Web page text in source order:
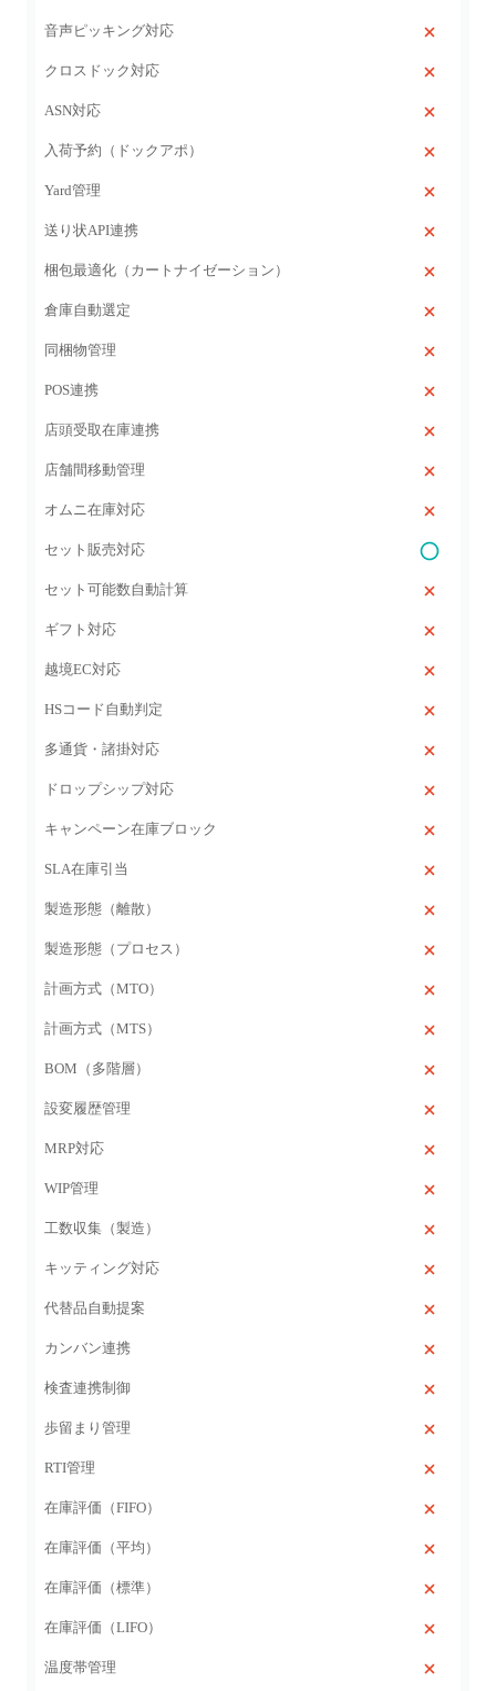
音声ピッキング対応
クロスドック対応
ASN対応
入荷予約（ドックアポ）
Yard管理
送り状API連携
梱包最適化（カートナイゼーション）
倉庫自動選定
同梱物管理
POS連携
店頭受取在庫連携
店舗間移動管理
オムニ在庫対応
セット販売対応
セット可能数自動計算
ギフト対応
越境EC対応
HSコード自動判定
多通貨・諸掛対応
ドロップシップ対応
キャンペーン在庫ブロック
SLA在庫引当
製造形態（離散）
製造形態（プロセス）
計画方式（MTO）
計画方式（MTS）
BOM（多階層）
設変履歴管理
MRP対応
WIP管理
工数収集（製造）
キッティング対応
代替品自動提案
カンバン連携
検査連携制御
歩留まり管理
RTI管理
在庫評価（FIFO）
在庫評価（平均）
在庫評価（標準）
在庫評価（LIFO）
温度帯管理